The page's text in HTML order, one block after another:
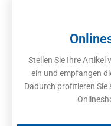
Stellen Sie Ihre Artikel
ein und empfangen
Dadurch profitieren